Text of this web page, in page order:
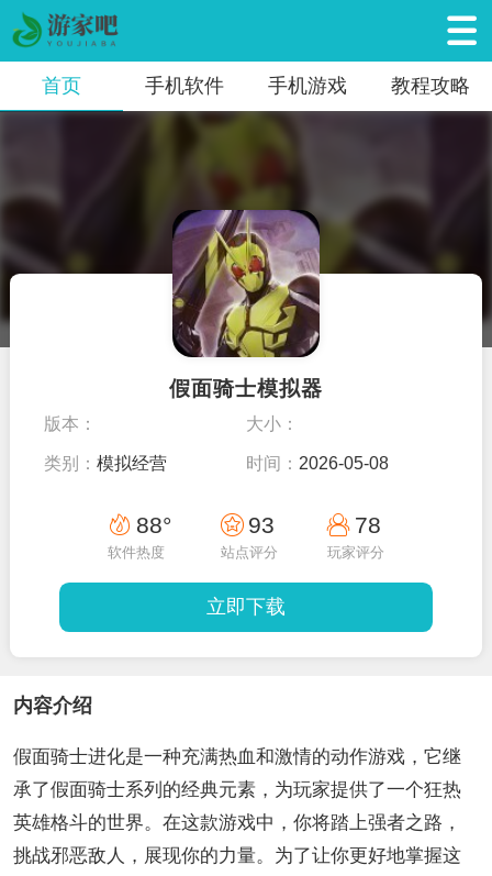
首页 手机软件 手机游戏 教程攻略
假面骑士模拟器
版本： 大小：
类别：模拟经营 时间： 2026-05-08
88°
软件热度
93
站点评分
78
玩家评分
立即下载
内容介绍
假面骑士进化是一种充满热血和激情的动作游戏，它继
承了假面骑士系列的经典元素，为玩家提供了一个狂热
英雄格斗的世界。在这款游戏中，你将踏上强者之路，
挑战邪恶敌人，展现你的力量。为了让你更好地掌握这